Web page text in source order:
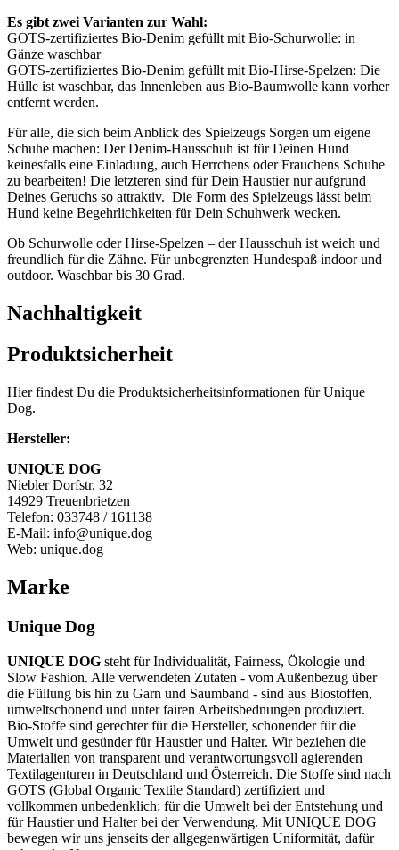
Es gibt zwei Varianten zur Wahl:
GOTS-zertifiziertes Bio-Denim gefüllt mit Bio-Schurwolle: in
Gänze waschbar
GOTS-zertifiziertes Bio-Denim gefüllt mit Bio-Hirse-Spelzen: Die
Hülle ist waschbar, das Innenleben aus Bio-Baumwolle kann vorher
entfernt werden.
Für alle, die sich beim Anblick des Spielzeugs Sorgen um eigene
Schuhe machen: Der Denim-Hausschuh ist für Deinen Hund
keinesfalls eine Einladung, auch Herrchens oder Frauchens Schuhe
zu bearbeiten! Die letzteren sind für Dein Haustier nur aufgrund
Deines Geruchs so attraktiv. Die Form des Spielzeugs lässt beim
Hund keine Begehrlichkeiten für Dein Schuhwerk wecken.
Ob Schurwolle oder Hirse-Spelzen – der Hausschuh ist weich und
freundlich für die Zähne. Für unbegrenzten Hundespaß indoor und
outdoor. Waschbar bis 30 Grad.
Nachhaltigkeit
Produktsicherheit
Hier findest Du die Produktsicherheitsinformationen für Unique
Dog.
Hersteller:
UNIQUE DOG
Niebler Dorfstr. 32
14929 Treuenbrietzen
Telefon: 033748 / 161138
E-Mail: info@unique.dog
Web: unique.dog
Marke
Unique Dog
UNIQUE DOG steht für Individualität, Fairness, Ökologie und
Slow Fashion. Alle verwendeten Zutaten - vom Außenbezug über
die Füllung bis hin zu Garn und Saumband - sind aus Biostoffen,
umweltschonend und unter fairen Arbeitsbednungen produziert.
Bio-Stoffe sind gerechter für die Hersteller, schonender für die
Umwelt und gesünder für Haustier und Halter. Wir beziehen die
Materialien von transparent und verantwortungsvoll agierenden
Textilagenturen in Deutschland und Österreich. Die Stoffe sind nach
GOTS (Global Organic Textile Standard) zertifiziert und
vollkommen unbedenklich: für die Umwelt bei der Entstehung und
für Haustier und Halter bei der Verwendung. Mit UNIQUE DOG
bewegen wir uns jenseits der allgegenwärtigen Uniformität, dafür